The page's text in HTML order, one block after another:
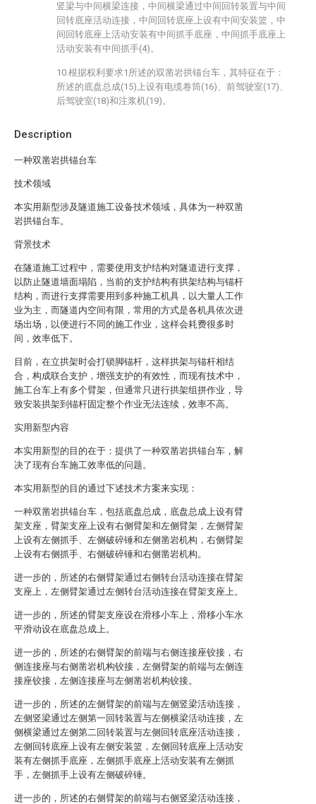
Description
一种双凿岩拱锚台车
技术领域
本实用新型涉及隧道施工设备技术领域，具体为一种双凿
岩拱锚台车。
背景技术
在隧道施工过程中，需要使用支护结构对隧道进行支撑，
以防止隧道墙面塌陷，当前的支护结构有拱架结构与锚杆
结构，而进行支撑需要用到多种施工机具，以大量人工作
业为主，而隧道内空间有限，常用的方式是各机具依次进
场出场，以便进行不同的施工作业，这样会耗费很多时
间，效率低下。
目前，在立拱架时会打锁脚锚杆，这样拱架与锚杆相结
合，构成联合支护，增强支护的有效性，而现有技术中，
施工台车上有多个臂架，但通常只进行拱架组拼作业，导
致安装拱架到锚杆固定整个作业无法连续，效率不高。
实用新型内容
本实用新型的目的在于：提供了一种双凿岩拱锚台车，解
决了现有台车施工效率低的问题。
本实用新型的目的通过下述技术方案来实现：
一种双凿岩拱锚台车，包括底盘总成，底盘总成上设有臂
架支座，臂架支座上设有右侧臂架和左侧臂架，左侧臂架
上设有左侧抓手、左侧破碎锤和左侧凿岩机构，右侧臂架
上设有右侧抓手、右侧破碎锤和右侧凿岩机构。
进一步的，所述的右侧臂架通过右侧转台活动连接在臂架
支座上，左侧臂架通过左侧转台活动连接在臂架支座上。
进一步的，所述的臂架支座设在滑移小车上，滑移小车水
平滑动设在底盘总成上。
进一步的，所述的右侧臂架的前端与右侧连接座铰接，右
侧连接座与右侧凿岩机构铰接，左侧臂架的前端与左侧连
接座铰接，左侧连接座与左侧凿岩机构铰接。
进一步的，所述的左侧臂架的前端与左侧竖梁活动连接，
左侧竖梁通过左侧第一回转装置与左侧横梁活动连接，左
侧横梁通过左侧第二回转装置与左侧回转底座活动连接，
左侧回转底座上设有左侧安装篮，左侧回转底座上活动安
装有左侧抓手底座，左侧抓手底座上活动安装有左侧抓
手，左侧抓手上设有左侧破碎锤。
进一步的，所述的右侧臂架的前端与右侧竖梁活动连接，
竖梁与中间横梁连接，中间横梁通过中间回转装置与中间
回转底座活动连接，中间回转底座上设有中间安装篮，中
间回转底座上活动安装有中间抓手底座，中间抓手底座上
活动安装有中间抓手(4)。
10.根据权利要求1所述的双凿岩拱锚台车，其特征在于：
所述的底盘总成(15)上设有电缆卷筒(16)、前驾驶室(17)、
后驾驶室(18)和注浆机(19)。